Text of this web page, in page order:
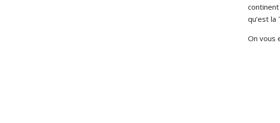
qu’est la
On vous